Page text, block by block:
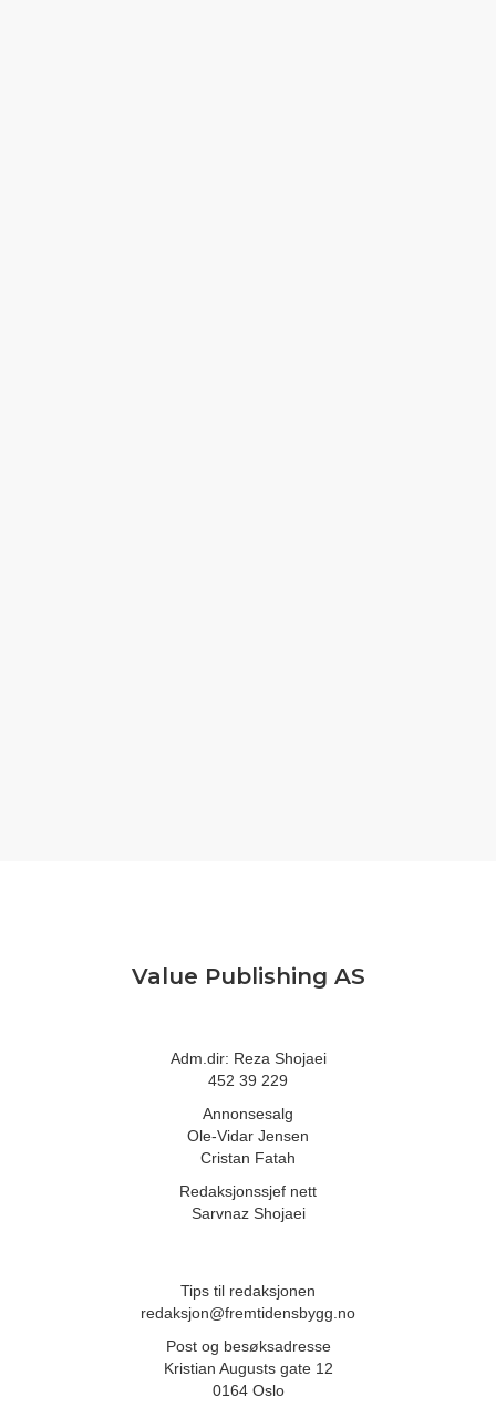
Value Publishing AS
Adm.dir: Reza Shojaei
452 39 229
Annonsesalg
Ole-Vidar Jensen
Cristan Fatah
Redaksjonssjef nett
Sarvnaz Shojaei
Tips til redaksjonen
redaksjon@fremtidensbygg.no
Post og besøksadresse
Kristian Augusts gate 12
0164 Oslo